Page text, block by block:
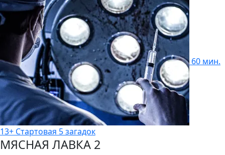
60 мин.
13+ Стартовая 5 загадок
МЯСНАЯ ЛАВКА 2